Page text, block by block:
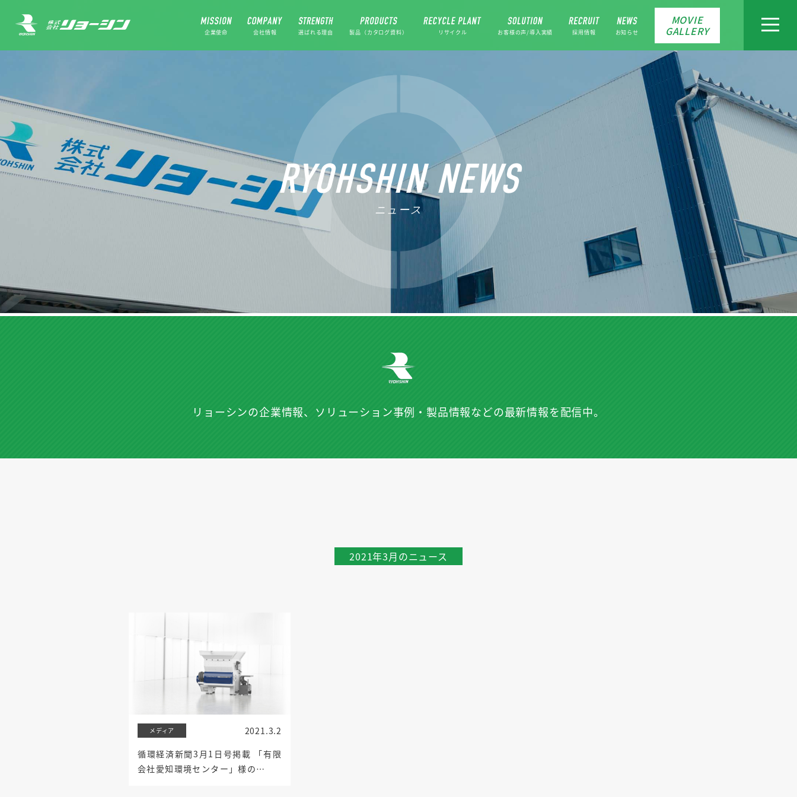
企業使命 会社情報 選ばれる理由 製品（カタログ資料） リサイクル お客様の声/導入実績 採用情報 お知らせ
MOVIE
GALLERY
toggle
RYOHSHIN NEWS
ニュース
リョーシンの企業情報、ソリューション事例・ 製品情報などの最新情報を配信中。
2021年3月のニュース
メディア
2021.3.2
循環経済新聞3月1日号掲載 「有限
会社愛知環境センター」様の…